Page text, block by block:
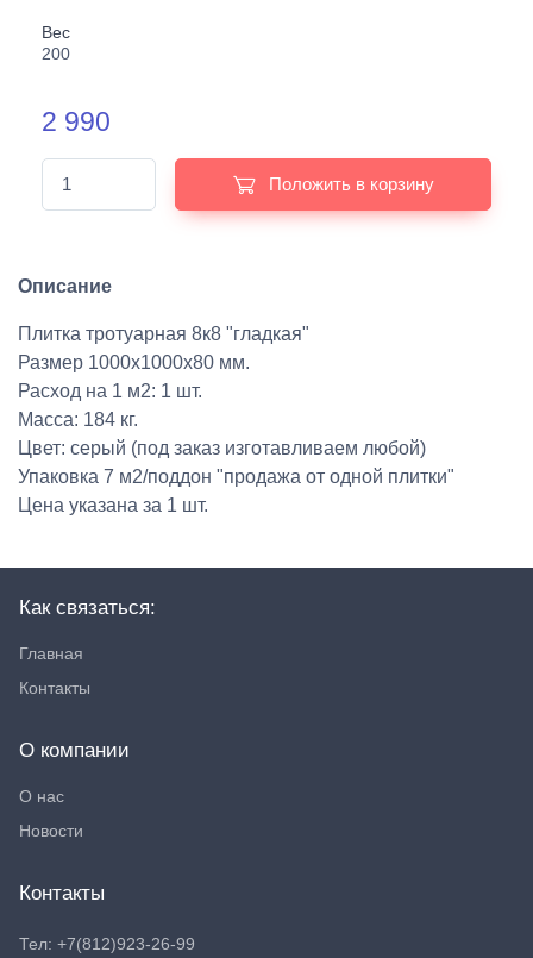
Вес
200
2 990
Положить в корзину
Описание
Плитка тротуарная 8к8 "гладкая"
Размер 1000х1000х80 мм.
Расход на 1 м2: 1 шт.
Масса: 184 кг.
Цвет: серый (под заказ изготавливаем любой)
Упаковка 7 м2/поддон "продажа от одной плитки"
Цена указана за 1 шт.
Как связаться:
Главная
Контакты
О компании
О нас
Новости
Контакты
Тел: +7(812)923-26-99